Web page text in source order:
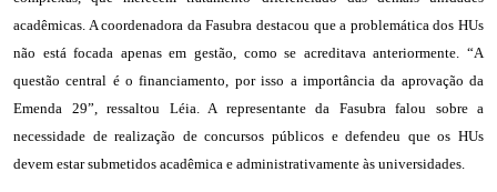
acadêmicas. A coordenadora da Fasubra destacou que a problemática dos HUs
não está focada apenas em gestão, como se acreditava anteriormente. “A
questão central é o financiamento, por isso a importância da aprovação da
Emenda 29”, ressaltou Léia. A representante da Fasubra falou sobre a
necessidade de realização de concursos públicos e defendeu que os HUs
devem estar submetidos acadêmica e administrativamente às universidades.